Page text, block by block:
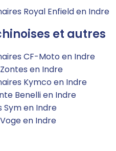
Royal Enfield en Indre
et autres
CF-Moto en Indre
en Indre
Kymco en Indre
Benelli en Indre
Sym en Indre
en Indre